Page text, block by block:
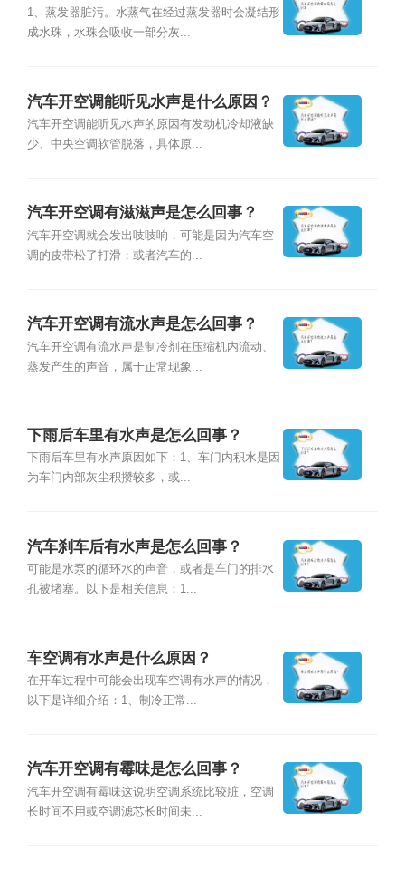
1、蒸发器脏污。水蒸气在经过蒸发器时会凝结形
成水珠，水珠会吸收一部分灰...
汽车开空调能听见水声是什么原因？
汽车开空调能听见水声的原因有发动机冷却液缺
少、中央空调软管脱落，具体原...
汽车开空调有滋滋声是怎么回事？
汽车开空调就会发出吱吱响，可能是因为汽车空
调的皮带松了打滑；或者汽车的...
汽车开空调有流水声是怎么回事？
汽车开空调有流水声是制冷剂在压缩机内流动、
蒸发产生的声音，属于正常现象...
下雨后车里有水声是怎么回事？
下雨后车里有水声原因如下：1、车门内积水是因
为车门内部灰尘积攒较多，或...
汽车刹车后有水声是怎么回事？
可能是水泵的循环水的声音，或者是车门的排水
孔被堵塞。以下是相关信息：1...
车空调有水声是什么原因？
在开车过程中可能会出现车空调有水声的情况，
以下是详细介绍：1、制冷正常...
汽车开空调有霉味是怎么回事？
汽车开空调有霉味这说明空调系统比较脏，空调
长时间不用或空调滤芯长时间未...